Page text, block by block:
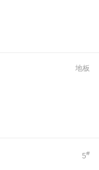
地板
5#